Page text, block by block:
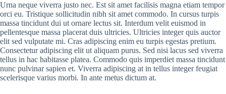
Urna neque viverra justo nec. Est sit amet facilisis magna etiam tempor
orci eu. Tristique sollicitudin nibh sit amet commodo. In cursus turpis
massa tincidunt dui ut ornare lectus sit. Interdum velit euismod in
pellentesque massa placerat duis ultricies. Ultricies integer quis auctor
elit sed vulputate mi. Cras adipiscing enim eu turpis egestas pretium.
Consectetur adipiscing elit ut aliquam purus. Sed nisi lacus sed viverra
tellus in hac habitasse platea. Commodo quis imperdiet massa tincidunt
nunc pulvinar sapien et. Viverra adipiscing at in tellus integer feugiat
scelerisque varius morbi. In ante metus dictum at.